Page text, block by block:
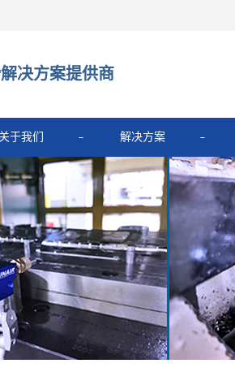
决方案提供商
关于我们
公司简介
新闻资讯
解决方案
解决方案